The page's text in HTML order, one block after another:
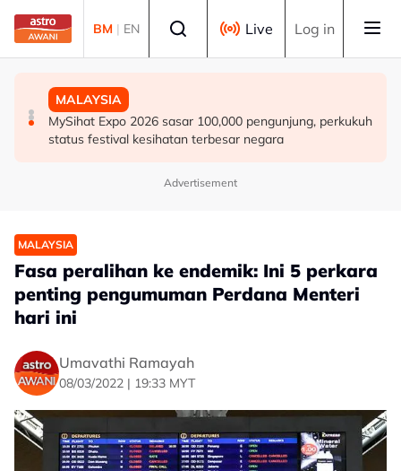
Skip to main content
BM | EN Live Log in
MALAYSIA
SUKMA Selangor 2026 dijangka jana RM200,000
kepada peniaga tempatan di Sepang
SUKAN
Selangor lantik penyelaras pantau kebajikan 10,000
sukarelawan SUKMA
MALAYSIA
MySihat Expo 2026 sasar 100,000 pengunjung, perkukuh
status festival kesihatan terbesar negara
Advertisement
MALAYSIA
Fasa peralihan ke endemik: Ini 5 perkara
penting pengumuman Perdana Menteri
hari ini
Umavathi Ramayah
08/03/2022 | 19:33 MYT